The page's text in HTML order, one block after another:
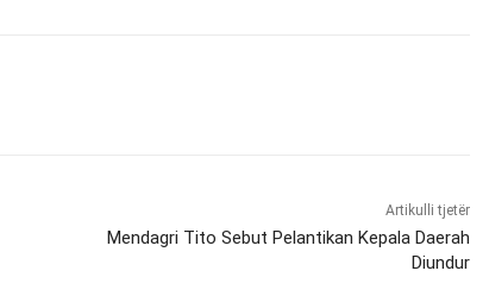
Artikulli tjetër
Mendagri Tito Sebut Pelantikan Kepala Daerah
Diundur